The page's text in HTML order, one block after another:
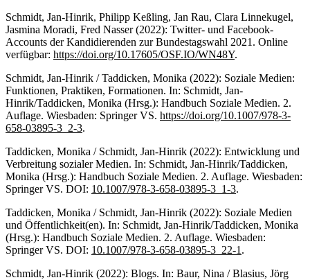
Schmidt, Jan-Hinrik, Philipp Keßling, Jan Rau, Clara Linnekugel,
Jasmina Moradi, Fred Nasser (2022): Twitter- und Facebook-
Accounts der Kandidierenden zur Bundestagswahl 2021. Online
verfügbar: https://doi.org/10.17605/OSF.IO/WN48Y.
Schmidt, Jan-Hinrik / Taddicken, Monika (2022): Soziale Medien:
Funktionen, Praktiken, Formationen. In: Schmidt, Jan-
Hinrik/Taddicken, Monika (Hrsg.): Handbuch Soziale Medien. 2.
Auflage. Wiesbaden: Springer VS. https://doi.org/10.1007/978-3-
658-03895-3_2-3.
Taddicken, Monika / Schmidt, Jan-Hinrik (2022): Entwicklung und
Verbreitung sozialer Medien. In: Schmidt, Jan-Hinrik/Taddicken,
Monika (Hrsg.): Handbuch Soziale Medien. 2. Auflage. Wiesbaden:
Springer VS. DOI: 10.1007/978-3-658-03895-3_1-3.
Taddicken, Monika / Schmidt, Jan-Hinrik (2022): Soziale Medien
und Öffentlichkeit(en). In: Schmidt, Jan-Hinrik/Taddicken, Monika
(Hrsg.): Handbuch Soziale Medien. 2. Auflage. Wiesbaden:
Springer VS. DOI: 10.1007/978-3-658-03895-3_22-1 .
Schmidt, Jan-Hinrik (2022): Blogs. In: Baur, Nina / Blasius, Jörg